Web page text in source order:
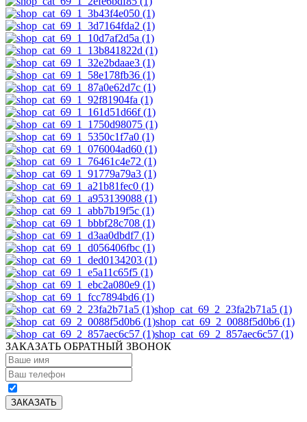
shop_cat_69_2_23fa2b71a5 (1)
shop_cat_69_2_0088f5d0b6 (1)
shop_cat_69_2_857aec6c57 (1)
ЗАКАЗАТЬ ОБРАТНЫЙ ЗВОНОК